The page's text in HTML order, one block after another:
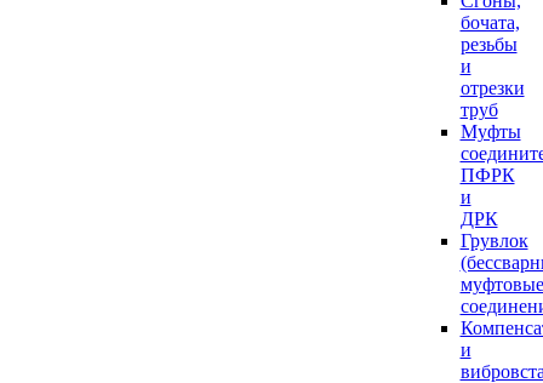
бочата,
резьбы
и
отрезки
труб
Муфты
ПФРК
и
ДРК
Грувлок
муфтовые
и